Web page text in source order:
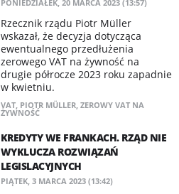
PONIEDZIAŁEK, 20 MARCA 2023 (13:57)
Rzecznik rządu Piotr Müller
wskazał, że decyzja dotycząca
ewentualnego przedłużenia
zerowego VAT na żywność na
drugie półrocze 2023 roku zapadnie
w kwietniu.
VAT, PIOTR MÜLLER, ZEROWY VAT NA
ŻYWNOŚĆ
KREDYTY WE FRANKACH. RZĄD NIE
WYKLUCZA ROZWIĄZAŃ
LEGISLACYJNYCH
PIĄTEK, 3 MARCA 2023 (13:42)